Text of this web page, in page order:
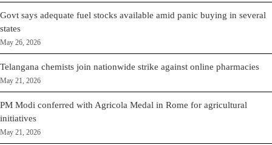
Govt says adequate fuel stocks available amid panic buying in several
states
May 26, 2026
Telangana chemists join nationwide strike against online pharmacies
May 21, 2026
PM Modi conferred with Agricola Medal in Rome for agricultural
initiatives
May 21, 2026